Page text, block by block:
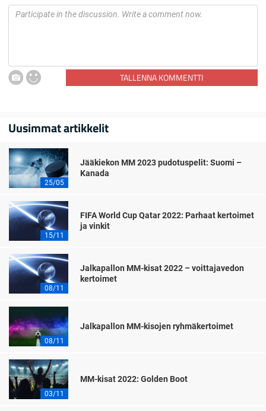
TALLENNA KOMMENTTI
Uusimmat artikkelit
25/05
Jääkiekon MM 2023 pudotuspelit: Suomi –
Kanada
15/11
FIFA World Cup Qatar 2022: Parhaat kertoimet
ja vinkit
08/11
Jalkapallon MM-kisat 2022 – voittajavedon
kertoimet
08/11
Jalkapallon MM-kisojen ryhmäkertoimet
03/11
MM-kisat 2022: Golden Boot